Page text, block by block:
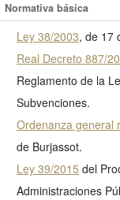
Normativa básica
Ley 38/2003, de 17
Real Decreto 887/
Reglamento de la
Subvenciones.
Ordenanza general
de Burjassot.
Ley 39/2015 del
Administraciones